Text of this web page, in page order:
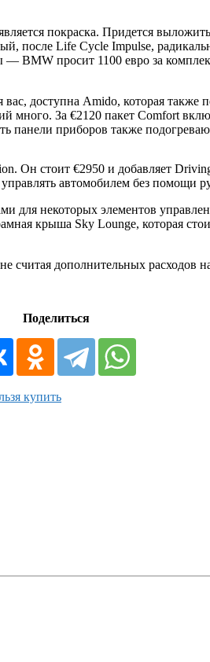
покраска. Придется
после Life Cycle Impulse,
BMW просит 1100 евро за
доступна Amido, которая также
много. За €2120 пакет Comfort
панели приборов также
стоит €2950 и добавляет
автомобилем без помощи
для некоторых элементов
крыша Sky Lounge, которая
считая дополнительных расходов
Поделиться
купить